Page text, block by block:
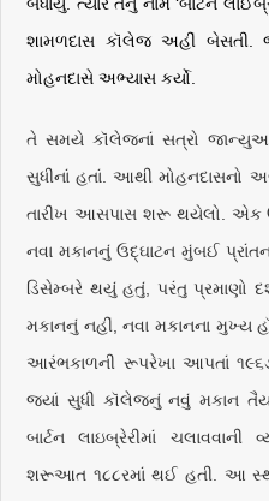
બંધાયું. ત્યારે તેનું નામ ‘બાર્ટન
શામળદાસ કૉલેજ અહીં બેસતી.
મોહનદાસે અભ્યાસ કર્યો.
તે સમયે કૉલેજનાં સત્રો
સુધીનાં હતાં. આથી મોહનદાસનો
તારીખ આસપાસ શરૂ થયેલો. એક
નવા મકાનનું ઉદ્‌ઘાટન મુંબઈ
ડિસેમ્બરે થયું હતું, પરંતુ પ્રમાણો
મકાનનું નહીં, નવા મકાનના મુખ્ય
આરંભકાળની રૂપરેખા આપતાં
જ્યાં સુધી કૉલેજનું નવું મકાન
બાર્ટન લાઇબ્રેરીમાં
શરૂઆત ૧૮૮રમાં થઈ હતી. આ